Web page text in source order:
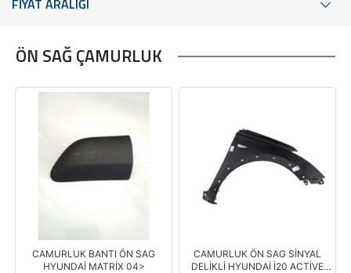
FİYAT ARALIĞI
ÖN SAĞ ÇAMURLUK
CAMURLUK BANTI ÖN SAG
HYUNDAİ MATRİX 04>
CAMURLUK ÖN SAG SİNYAL
DELİKLİ HYUNDAİ İ20 ACTİVE